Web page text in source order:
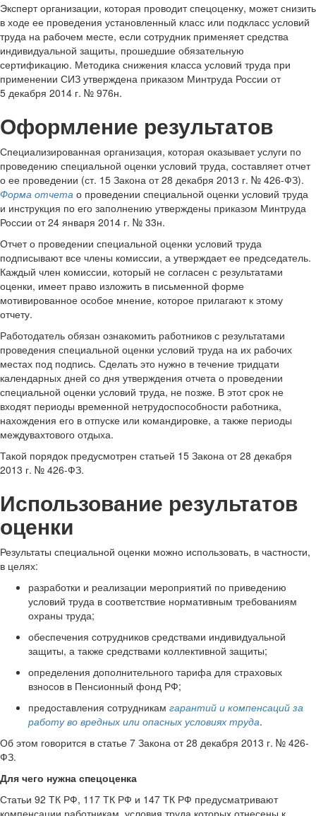
Эксперт организации, которая проводит спецоценку, может снизить
в ходе ее проведения установленный класс или подкласс условий
труда на рабочем месте, если сотрудник применяет средства
индивидуальной защиты, прошедшие обязательную
сертификацию. Методика снижения класса условий труда при
применении СИЗ утверждена приказом Минтруда России от
5 декабря 2014 г. № 976н.
Оформление результатов
Специализированная организация, которая оказывает услуги по
проведению специальной оценки условий труда, составляет отчет
о ее проведении (ст. 15 Закона от 28 декабря 2013 г. № 426-ФЗ).
Форма отчета о проведении специальной оценки условий труда
и инструкция по его заполнению утверждены приказом Минтруда
России от 24 января 2014 г. № 33н.
Отчет о проведении специальной оценки условий труда
подписывают все члены комиссии, а утверждает ее председатель.
Каждый член комиссии, который не согласен с результатами
оценки, имеет право изложить в письменной форме
мотивированное особое мнение, которое прилагают к этому
отчету.
Работодатель обязан ознакомить работников с результатами
проведения специальной оценки условий труда на их рабочих
местах под подпись. Сделать это нужно в течение тридцати
календарных дней со дня утверждения отчета о проведении
специальной оценки условий труда, не позже. В этот срок не
входят периоды временной нетрудоспособности работника,
нахождения его в отпуске или командировке, а также периоды
междувахтового отдыха.
Такой порядок предусмотрен статьей 15 Закона от 28 декабря
2013 г. № 426-ФЗ.
Использование результатов
оценки
Результаты специальной оценки можно использовать, в частности,
в целях:
разработки и реализации мероприятий по приведению
условий труда в соответствие нормативным требованиям
охраны труда;
обеспечения сотрудников средствами индивидуальной
защиты, а также средствами коллективной защиты;
определения дополнительного тарифа для страховых
взносов в Пенсионный фонд РФ;
предоставления сотрудникам гарантий и компенсаций за
работу во вредных или опасных условиях труда.
Об этом говорится в статье 7 Закона от 28 декабря 2013 г. № 426-
ФЗ.
Для чего нужна спецоценка
Статьи 92 ТК РФ, 117 ТК РФ и 147 ТК РФ предусматривают
компенсации работникам, условия труда которых отнесены к